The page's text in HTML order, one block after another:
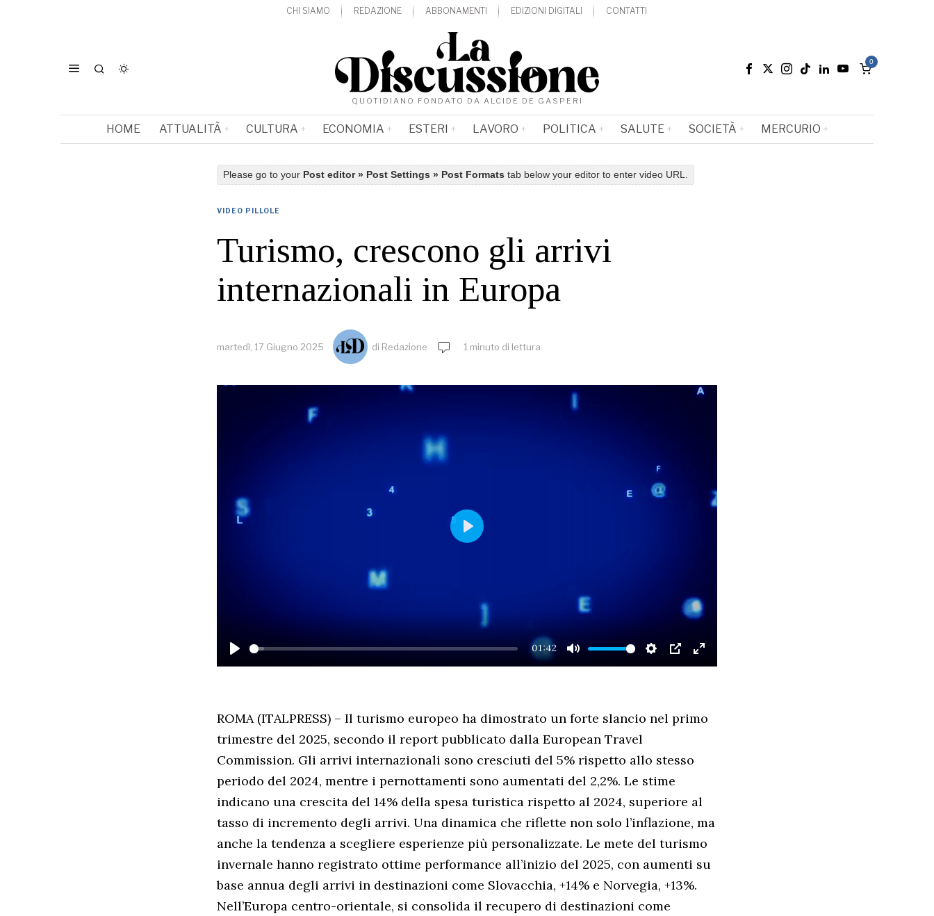
CHI SIAMO REDAZIONE ABBONAMENTI EDIZIONI DIGITALI CONTATTI
QUOTIDIANO FONDATO DA ALCIDE DE GASPERI
0
HOME ATTUALITÀ CULTURA ECONOMIA ESTERI LAVORO POLITICA SALUTE SOCIETÀ MERCURIO
Please go to your Post editor » Post Settings » Post Formats tab below your editor to enter video URL.
VIDEO PILLOLE
Turismo, crescono gli arrivi
internazionali in Europa
martedì, 17 Giugno 2025 di Redazione 1 minuto di lettura
PLAY
01:42
MUTE SETTINGS
PIPENTER
PLAY
ROMA (ITALPRESS) – Il turismo europeo ha dimostrato un forte slancio nel primo
trimestre del 2025, secondo il report pubblicato dalla European Travel
Commission. Gli arrivi internazionali sono cresciuti del 5% rispetto allo stesso
periodo del 2024, mentre i pernottamenti sono aumentati del 2,2%. Le stime
indicano una crescita del 14% della spesa turistica rispetto al 2024, superiore al
tasso di incremento degli arrivi. Una dinamica che riflette non solo l’inflazione, ma
anche la tendenza a scegliere esperienze più personalizzate. Le mete del turismo
invernale hanno registrato ottime performance all’inizio del 2025, con aumenti su
base annua degli arrivi in destinazioni come Slovacchia, +14% e Norvegia, +13%.
Nell’Europa centro-orientale, si consolida il recupero di destinazioni come